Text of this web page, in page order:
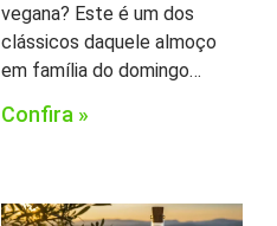
vegana? Este é um dos
clássicos daquele almoço
em família do domingo…
Confira »